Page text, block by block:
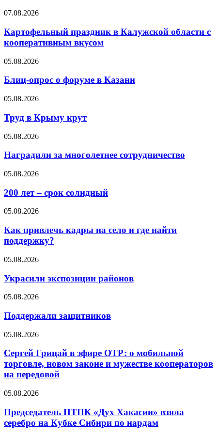
07.08.2026
Картофельный праздник в Калужской области с
кооперативным вкусом
05.08.2026
Блиц-опрос о форуме в Казани
05.08.2026
Труд в Крыму крут
05.08.2026
Наградили за многолетнее сотрудничество
05.08.2026
200 лет – срок солидный
05.08.2026
Как привлечь кадры на село и где найти
поддержку?
05.08.2026
Украсили экспозиции районов
05.08.2026
Поддержали защитников
05.08.2026
Сергей Грицай в эфире ОТР: о мобильной
торговле, новом законе и мужестве кооператоров
на передовой
05.08.2026
Председатель ПТПК «Дух Хакасии» взяла
серебро на Кубке Сибири по нардам